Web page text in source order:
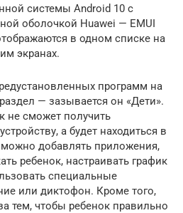
системы Android 10 с
оболочкой Huawei — EMUI
в одном списке на
экранах.
программ на
— зазывается он «Дети».
не сможет получить
а будет находиться в
добавлять приложения,
ребенок, настраивать график
специальные
или диктофон. Кроме того,
тем, чтобы ребенок правильно